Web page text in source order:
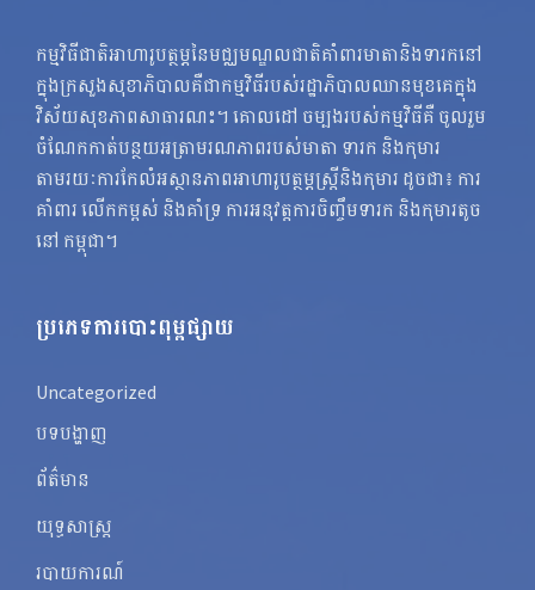
កម្មវិធីជាតិអាហារូបត្ថម្ភនៃមជ្ឈមណ្ឌលជាតិគាំពារមាតានិងទារកនៅ
ក្នុងក្រសួងសុខាភិបាលគឺជាកម្មវិធីរបស់រដ្ឋាភិបាលឈានមុខគេក្នុង
វិស័យសុខភាពសាធារណះ។ គោលដៅ ចម្បងរបស់កម្មវិធីគឺ ចូលរួម
ចំណែកកាត់បន្ថយអត្រាមរណភាពរបស់មាតា ទារក និងកុមារ
តាមរយៈការកែលំអស្ថានភាពអាហារូបត្ថម្ភស្ត្រីនិងកុមារ ដូចជា៖ ការ
គាំពារ លើកកម្ពស់ និងគាំទ្រ ការអនុវត្តការចិញ្ចឹមទារក និងកុមារតូច
នៅ កម្ពុជា។
ប្រភេទការបោះពុម្ពផ្សាយ
Uncategorized
បទបង្ហាញ
ព័ត៌មាន
យុទ្ធសាស្ត្រ
របាយការណ៍